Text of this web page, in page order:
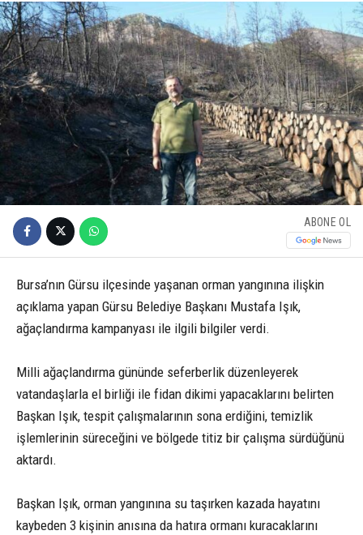
ABONE OL
Bursa’nın Gürsu ilçesinde yaşanan orman yangınına ilişkin
açıklama yapan Gürsu Belediye Başkanı Mustafa Işık,
ağaçlandırma kampanyası ile ilgili bilgiler verdi.
Milli ağaçlandırma gününde seferberlik düzenleyerek
vatandaşlarla el birliği ile fidan dikimi yapacaklarını belirten
Başkan Işık, tespit çalışmalarının sona erdiğini, temizlik
işlemlerinin süreceğini ve bölgede titiz bir çalışma sürdüğünü
aktardı.
Başkan Işık, orman yangınına su taşırken kazada hayatını
kaybeden 3 kişinin anısına da hatıra ormanı kuracaklarını